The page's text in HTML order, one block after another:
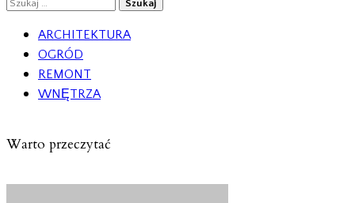
ARCHITEKTURA
OGRÓD
REMONT
WNĘTRZA
Warto przeczytać